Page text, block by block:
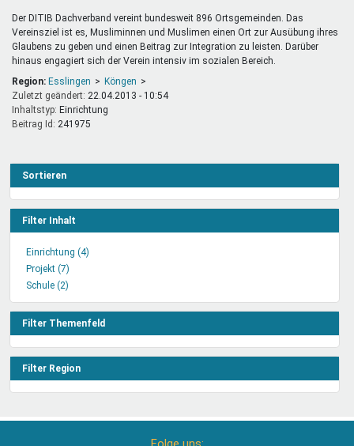
Der DITIB Dachverband vereint bundesweit 896 Ortsgemeinden. Das
Vereinsziel ist es, Musliminnen und Muslimen einen Ort zur Ausübung ihres
Glaubens zu geben und einen Beitrag zur Integration zu leisten. Darüber
hinaus engagiert sich der Verein intensiv im sozialen Bereich.
Region: Esslingen
Köngen
Zuletzt geändert: 22.04.2013 - 10:54
Inhaltstyp:
einrichtung
Beitrag Id: 241975
Sortieren
Filter Inhalt
Einrichtung (4)
Projekt (7)
anwenden
Schule (2)
Filter
anwenden
Filter Themenfeld
Filter Region